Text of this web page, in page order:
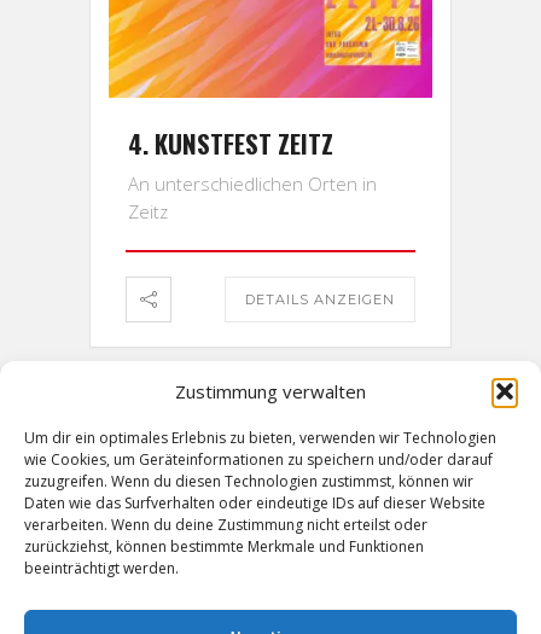
Zustimmung verwalten
Um dir ein optimales Erlebnis zu bieten, verwenden wir Technologien
wie Cookies, um Geräteinformationen zu speichern und/oder darauf
zuzugreifen. Wenn du diesen Technologien zustimmst, können wir
Daten wie das Surfverhalten oder eindeutige IDs auf dieser Website
verarbeiten. Wenn du deine Zustimmung nicht erteilst oder
zurückziehst, können bestimmte Merkmale und Funktionen
beeinträchtigt werden.
4. KUNSTFEST ZEITZ
An unterschiedlichen Orten in
Zeitz
DETAILS ANZEIGEN
MEHR LADEN